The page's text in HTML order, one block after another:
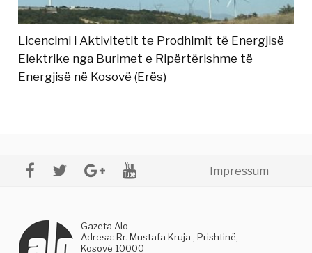
Licencimi i Aktivitetit te Prodhimit të Energjisë
Elektrike nga Burimet e Ripërtërishme të
Energjisë në Kosovë (Erës)
Impressum
Gazeta Alo
Adresa: Rr. Mustafa Kruja , Prishtinë,
Kosovë 10000